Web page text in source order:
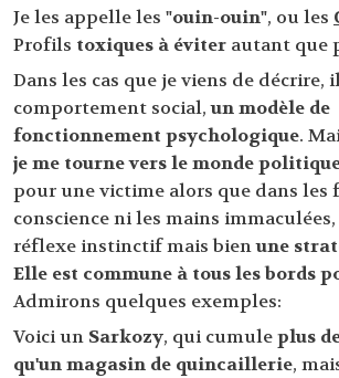
Je les appelle les "ouin-ouin", ou les
Profils toxiques à éviter autant que
Dans les cas que je viens de décrire,
comportement social,un modèle de
fonctionnement psychologique.
je me tourne vers le monde
pour une victime alors que dans les
conscience ni les mains
réflexe instinctif mais bienune
Elle est commune à tous les bords
Admirons quelques exemples:
Voici un Sarkozy, qui cumuleplus
qu'un magasin de quincaillerie,